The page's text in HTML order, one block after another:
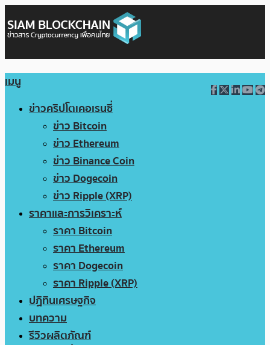
เมนู
ข่าวคริปโตเคอเรนซี่
ข่าว Bitcoin
ข่าว Ethereum
ข่าว Binance Coin
ข่าว Dogecoin
ข่าว Ripple (XRP)
ราคาและการวิเคราะห์
ราคา Bitcoin
ราคา Ethereum
ราคา Dogecoin
ราคา Ripple (XRP)
ปฏิทินเศรษฐกิจ
บทความ
รีวิวผลิตภัณฑ์